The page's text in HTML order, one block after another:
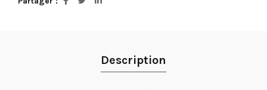
Description